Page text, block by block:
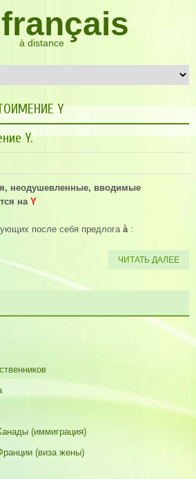
à distance
Y
Y.
неодушевленные, вводимые
наY
после себя предлогаà :
ЧИТАТЬ ДАЛЕЕ
(иммиграция)
(виза жены)